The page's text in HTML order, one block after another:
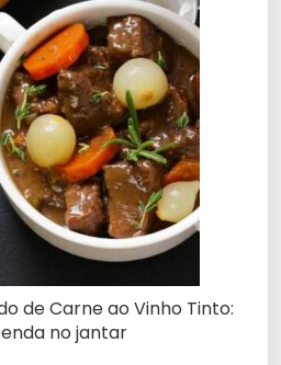
de Carne ao Vinho Tinto:
no jantar